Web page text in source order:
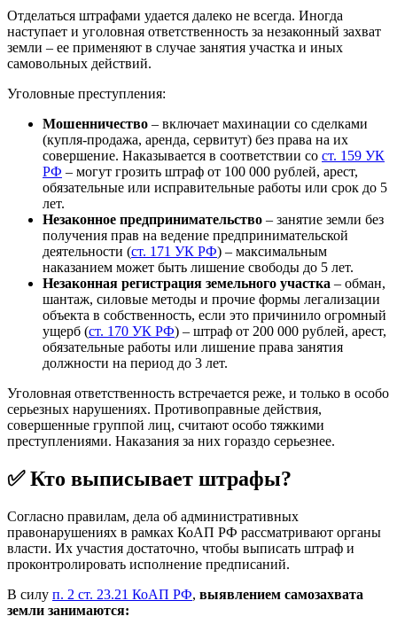
Отделаться штрафами удается далеко не всегда. Иногда
наступает и уголовная ответственность за незаконный захват
земли – ее применяют в случае занятия участка и иных
самовольных действий.
Уголовные преступления:
Мошенничество – включает махинации со сделками
(купля-продажа, аренда, сервитут) без права на их
совершение. Наказывается в соответствии со ст. 159 УК
РФ – могут грозить штраф от 100 000 рублей, арест,
обязательные или исправительные работы или срок до 5
лет.
Незаконное предпринимательство – занятие земли без
получения прав на ведение предпринимательской
деятельности (ст. 171 УК РФ) – максимальным
наказанием может быть лишение свободы до 5 лет.
Незаконная регистрация земельного участка – обман,
шантаж, силовые методы и прочие формы легализации
объекта в собственность, если это причинило огромный
ущерб (ст. 170 УК РФ) – штраф от 200 000 рублей, арест,
обязательные работы или лишение права занятия
должности на период до 3 лет.
Уголовная ответственность встречается реже, и только в особо
серьезных нарушениях. Противоправные действия,
совершенные группой лиц, считают особо тяжкими
преступлениями. Наказания за них гораздо серьезнее.
✅ Кто выписывает штрафы?
Согласно правилам, дела об административных
правонарушениях в рамках КоАП РФ рассматривают органы
власти. Их участия достаточно, чтобы выписать штраф и
проконтролировать исполнение предписаний.
В силу п. 2 ст. 23.21 КоАП РФ, выявлением самозахвата
земли занимаются: